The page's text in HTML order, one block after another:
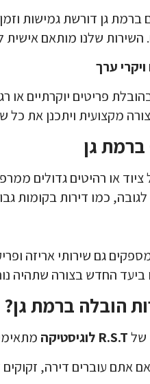
גן דורשת גמישות
השירות שלנו מותאם
ערך
מקצועית ויתכנן את
גן
או רהיטים גדולים
כמו דירות בקומות
גם שירותי אריזה
ביעד החדש בצורה שתהיה
הובלה ברמת גן?
שלR.S.T לוגיסטיקה
אתם עוברים דירה,